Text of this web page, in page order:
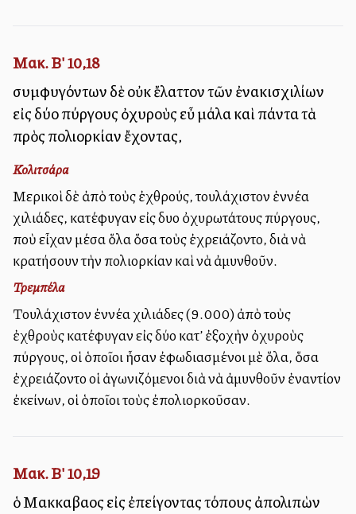
Μακ. Β' 10,18
συμφυγόντων δὲ οὐκ ἔλαττον τῶν ἐνακισχιλίων
εἰς δύο πύργους ὀχυροὺς εὖ μάλα καὶ πάντα τὰ
πρὸς πολιορκίαν ἔχοντας,
Κολιτσάρα
Μερικοὶ δὲ ἀπὸ τοὺς ἐχθρούς, τουλάχιστον ἐννέα
χιλιάδες, κατέφυγαν εἰς δυο ὀχυρωτάτους πύργους,
ποὺ εἶχαν μέσα ὅλα ὅσα τοὺς ἐχρειάζοντο, διὰ νὰ
κρατήσουν τὴν πολιορκίαν καὶ νὰ ἀμυνθοῦν.
Τρεμπέλα
Τουλάχιστον ἐννέα χιλιάδες (9.000) ἀπὸ τοὺς
ἐχθροὺς κατέφυγαν εἰς δύο κατ’ ἐξοχὴν ὀχυροὺς
πύργους, οἱ ὁποῖοι ἦσαν ἐφωδιασμένοι μὲ ὅλα, ὅσα
ἐχρειάζοντο οἱ ἀγωνιζόμενοι διὰ νὰ ἀμυνθοῦν ἐναντίον
ἐκείνων, οἱ ὁποῖοι τοὺς ἐπολιορκοῦσαν.
Μακ. Β' 10,19
ὁ Μακκαβαῖος εἰς ἐπείγοντας τόπους ἀπολιπὼν